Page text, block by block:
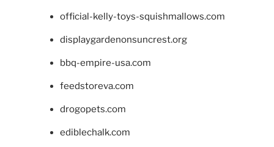
official-kelly-toys-squishmallows.com
displaygardenonsuncrest.org
bbq-empire-usa.com
feedstoreva.com
drogopets.com
ediblechalk.com